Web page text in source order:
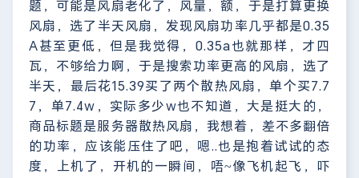
题，可能是风扇老化了，风量，额，于是打算更换
风扇，选了半天风扇，发现风扇功率几乎都是0.35
A甚至更低，但是我觉得，0.35a也就那样，才四
瓦，不够给力啊，于是搜索功率更高的风扇，选了
半天，最后花15.39买了两个散热风扇，单个买7.7
7，单7.4w，实际多少w也不知道，大是挺大的，
商品标题是服务器散热风扇，我想着，差不多翻倍
的功率，应该能压住了吧，嗯..也是抱着试试的态
度，上机了，开机的一瞬间，唔~像飞机起飞，吓